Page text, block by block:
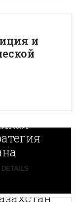
и
DETAILS